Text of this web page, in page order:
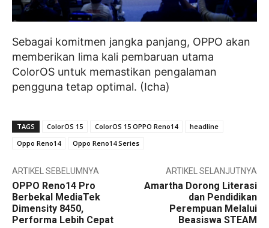
Sebagai komitmen jangka panjang, OPPO akan
memberikan lima kali pembaruan utama
ColorOS untuk memastikan pengalaman
pengguna tetap optimal. (Icha)
TAGS ColorOS 15 ColorOS 15 OPPO Reno14
headline
Oppo Reno14
Oppo Reno14 Series
ARTIKEL SEBELUMNYA
OPPO Reno14 Pro
Berbekal MediaTek
Dimensity 8450,
Performa Lebih Cepat
ARTIKEL SELANJUTNYA
Amartha Dorong Literasi
dan Pendidikan
Perempuan Melalui
Beasiswa STEAM